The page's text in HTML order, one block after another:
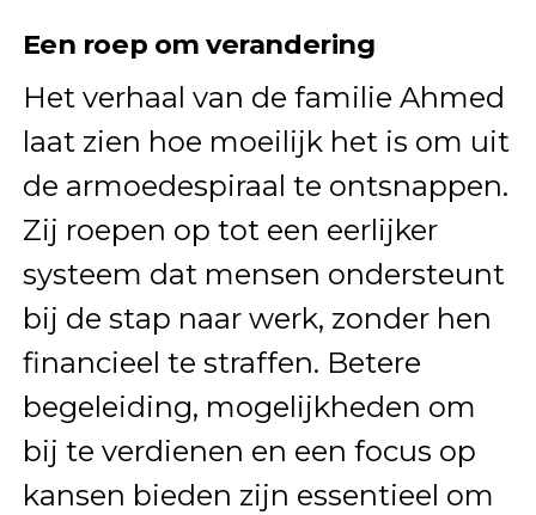
Een roep om verandering
Het verhaal van de familie Ahmed
laat zien hoe moeilijk het is om uit
de armoedespiraal te ontsnappen.
Zij roepen op tot een eerlijker
systeem dat mensen ondersteunt
bij de stap naar werk, zonder hen
financieel te straffen. Betere
begeleiding, mogelijkheden om
bij te verdienen en een focus op
kansen bieden zijn essentieel om